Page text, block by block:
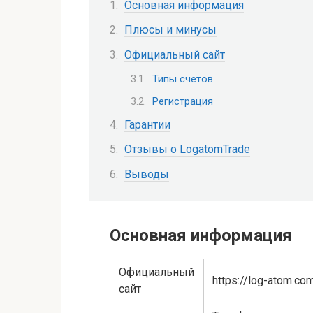
Основная информация
Плюсы и минусы
Официальный сайт
Типы счетов
Регистрация
Гарантии
Отзывы о LogatomTrade
Выводы
Основная информация
Официальный
сайт
https://log-